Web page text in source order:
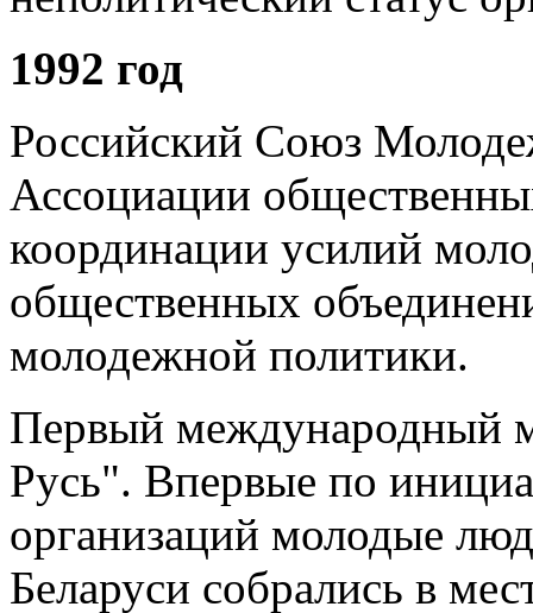
1992 год
Российский Союз
Ассоциации
координации усилий
общественных
молодежной политики.
Первый международный
Русь". Впервые по
организаций молодые
Беларуси собрались в